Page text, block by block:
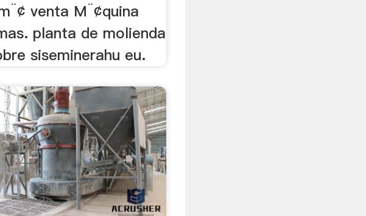
venta M¨¢quina
planta de molienda
siseminerahu eu.